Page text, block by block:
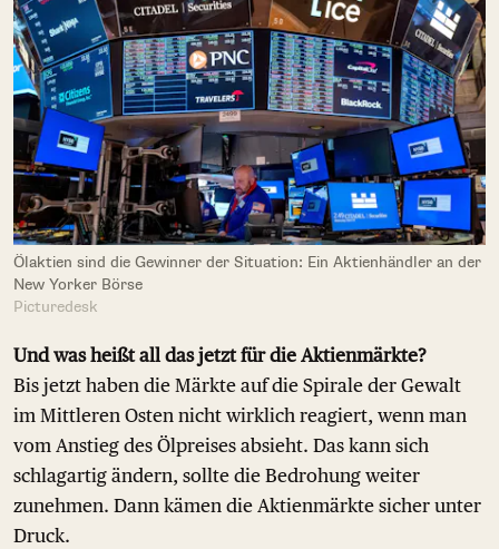
Ölaktien sind die Gewinner der Situation: Ein Aktienhändler an der
New Yorker Börse
Picturedesk
Und was heißt all das jetzt für die Aktienmärkte?
Bis jetzt haben die Märkte auf die Spirale der Gewalt
im Mittleren Osten nicht wirklich reagiert, wenn man
vom Anstieg des Ölpreises absieht. Das kann sich
schlagartig ändern, sollte die Bedrohung weiter
zunehmen. Dann kämen die Aktienmärkte sicher unter
Druck.